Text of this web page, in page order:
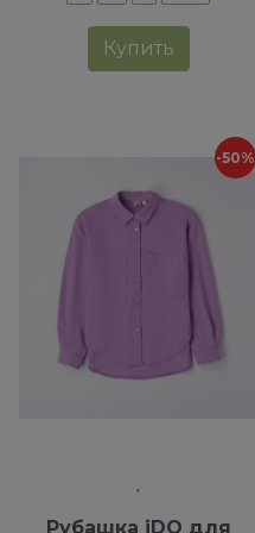
Купить
-50%
Рубашка iDO для